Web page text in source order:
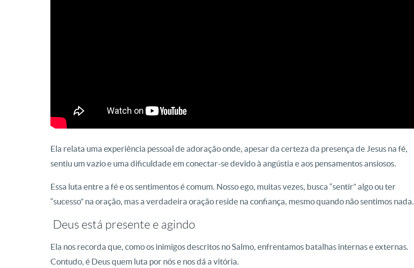
Ela relata uma experiência pessoal de adoração onde, apesar da certeza da presença de Jesus na fé,
sentiu um vazio e uma dificuldade em conectar-se devido à angústia e aos pensamentos ansiosos.
Essa luta entre a fé e os sentimentos é comum. Nosso ego, muitas vezes, busca “sentir” algo ou ter
“sucesso” na oração, mas a verdadeira oração reside na confiança, mesmo quando não sentimos nada.
Deus está presente e agindo
Ela nos recorda que, como os inimigos descritos no Salmo, enfrentamos batalhas internas e externas.
Contudo, é Deus quem luta por nós e nos dá a vitória.